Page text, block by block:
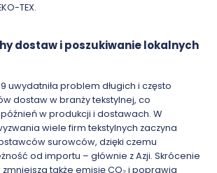
TEX.
dostaw i poszukiwanie lokalnych
uwydatniła problem długich i często
dostaw w branży tekstylnej, co
w produkcji i dostawach. W
wiele firm tekstylnych zaczyna
surowców, dzięki czemu
od importu – głównie z Azji. Skrócenie
także emisję CO₂ i poprawia